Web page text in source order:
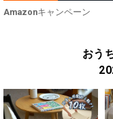
Amazonキャンペーン
おう